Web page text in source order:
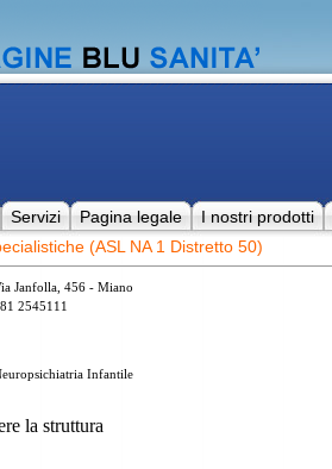
Servizi Pagina legale
I nostri prodotti
(ASL NA 1 Distretto 50)
Janfolla, 456 - Miano
2545111
Infantile